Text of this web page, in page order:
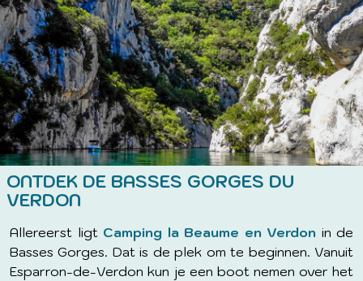
ONTDEK DE BASSES GORGES DU
VERDON
Allereerst ligt Camping la Beaume en Verdon in de
Basses Gorges. Dat is de plek om te beginnen. Vanuit
Esparron-de-Verdon kun je een boot nemen over het